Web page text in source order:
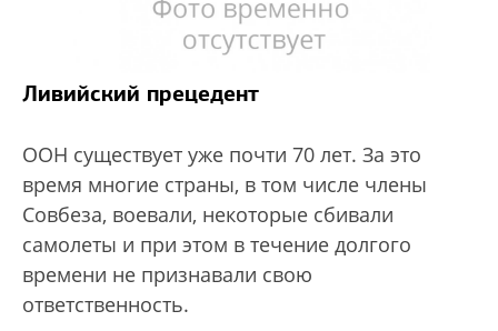
Ливийский прецедент
ООН существует уже почти 70 лет. За это
время многие страны, в том числе члены
Совбеза, воевали, некоторые сбивали
самолеты и при этом в течение долгого
времени не признавали свою
ответственность.